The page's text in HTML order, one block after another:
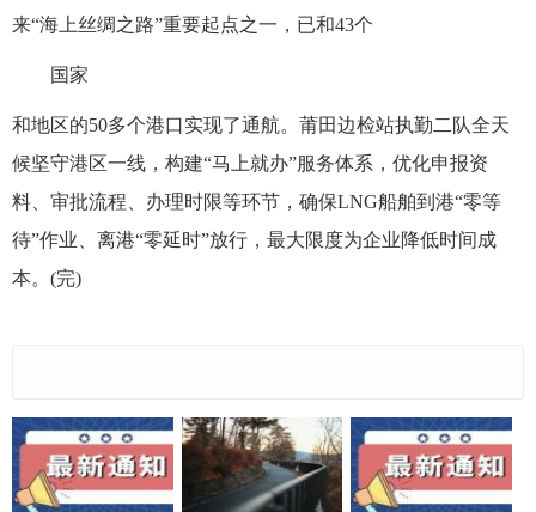
来“海上丝绸之路”重要起点之一，已和43个
国家
和地区的50多个港口实现了通航。莆田边检站执勤二队全天
候坚守港区一线，构建“马上就办”服务体系，优化申报资
料、审批流程、办理时限等环节，确保LNG船舶到港“零等
待”作业、离港“零延时”放行，最大限度为企业降低时间成
本。(完)